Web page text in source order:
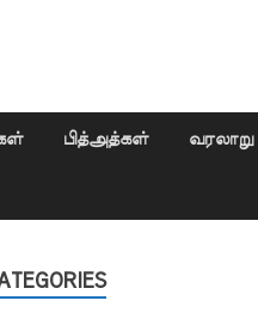
பித்அத்கள் வரலாறு